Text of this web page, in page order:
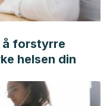
å forstyrre
helsen din